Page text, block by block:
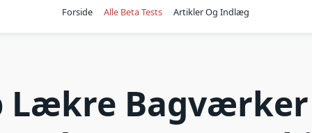
Forside Alle Beta Tests Artikler Og Indlæg
Lækre